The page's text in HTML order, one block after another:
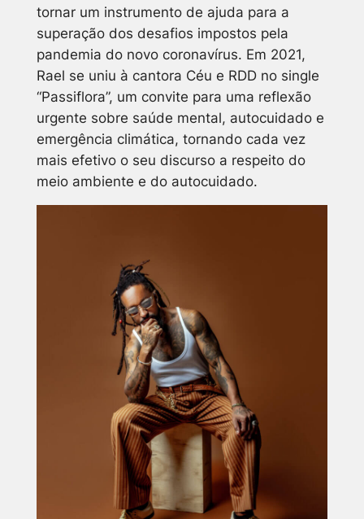
tornar um instrumento de ajuda para a
superação dos desafios impostos pela
pandemia do novo coronavírus. Em 2021,
Rael se uniu à cantora Céu e RDD no single
“Passiflora”, um convite para uma reflexão
urgente sobre saúde mental, autocuidado e
emergência climática, tornando cada vez
mais efetivo o seu discurso a respeito do
meio ambiente e do autocuidado.